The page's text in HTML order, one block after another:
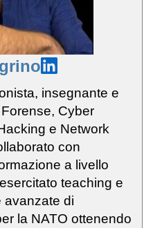
insegnante e
Cyber
e Network
con
a livello
teaching e
avanzate di
la NATO ottenendo